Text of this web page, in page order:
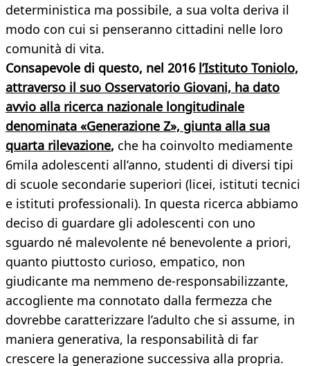
deterministica ma possibile, a sua volta deriva il
modo con cui si penseranno cittadini nelle loro
comunità di vita.
Consapevole di questo, nel 2016 l’Istituto Toniolo,
attraverso il suo Osservatorio Giovani, ha dato
avvio alla ricerca nazionale longitudinale
denominata «Generazione Z», giunta alla sua
quarta rilevazione, che ha coinvolto mediamente
6mila adolescenti all’anno, studenti di diversi tipi
di scuole secondarie superiori (licei, istituti tecnici
e istituti professionali). In questa ricerca abbiamo
deciso di guardare gli adolescenti con uno
sguardo né malevolente né benevolente a priori,
quanto piuttosto curioso, empatico, non
giudicante ma nemmeno de-responsabilizzante,
accogliente ma connotato dalla fermezza che
dovrebbe caratterizzare l’adulto che si assume, in
maniera generativa, la responsabilità di far
crescere la generazione successiva alla propria.